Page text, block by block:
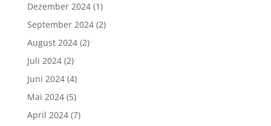
Dezember 2024(1)
September 2024(2)
August 2024(2)
Juli 2024(2)
Juni 2024(4)
Mai 2024(5)
April 2024(7)